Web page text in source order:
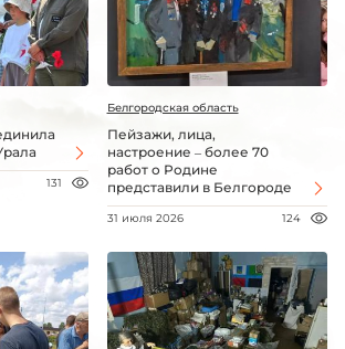
131
Белгородская область
Пейзажи, лица,
настроение – более 70
работ о Родине
представили в Белгороде
31 июля 2026 124